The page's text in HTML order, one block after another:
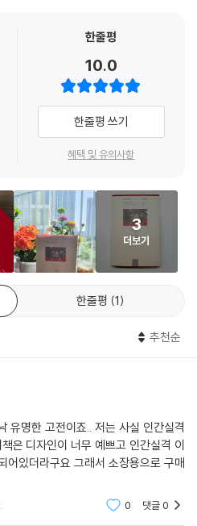
상으로 여기던 아쿠타가와 류노스케의
에 입학한 1930년, 술집 종업원 다나베
한 일이었다. 하쓰요와 약혼 예물을
는 〈도쿄 팔경〉에서 “H와의 일로 어
버렸다는 자각이 내가 몸을 던진 가장
합적으로 작용한 것으로 보인다. 결과
다. 〈광대의 꽃〉이 바로 이때의 심정과
조’라는 인물을 내세워 무너져가는 자
의 근간이 되는 작품으로도 평가받는다.
위원이었던 사토 하루오가 극찬한 소
〉에서 다자이는 “목매달아 죽는 것은
자신하지만, 이번에도 죽는 데 실패했
는 시도 자체가 없었던 것이 아니냐는
병원의 기록에는 “가마쿠라에서 교사
어 있다.
장염 수술을 받는데, 이때 진통제로 쓰
을 대기 위해 아쿠타가와상 수상을 간
. 당시 심사위원이던 가와바타 야스
한줄평
10.0
한줄평 쓰기
혜택 및 유의사항
3
더보기
한줄평 1
추천순
유명한 고전이죠.. 저는 사실 인간실격
은 디자인이 너무 예쁘고 인간실격 이
어있더라구요 그래서 소장용으로 구매
0 댓글0